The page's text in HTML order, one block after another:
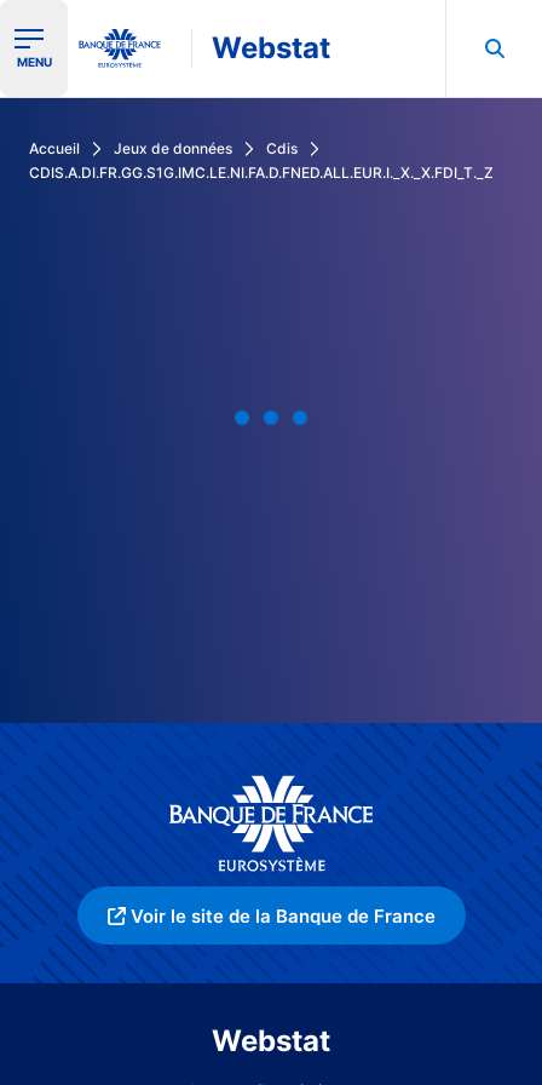
Ouvrir le menu de navigation
MENU Webstat
Accueil Jeux de données
Cdis
CDIS.A.DI.FR.GG.S1G.IMC.LE.NI.FA.D.FNED.ALL.EUR.I._X._X.FDI_T._Z
Voir le site de la Banque de France
Webstat